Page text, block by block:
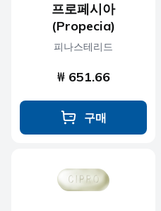
프로페시아
(Propecia)
피나스테리드
₩ 651.66
구매